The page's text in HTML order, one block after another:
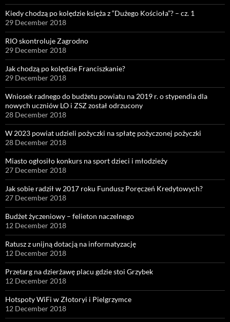
Kiedy chodzą po kolędzie księża z “Dużego Kościoła”? – cz. 1
29 December 2018
RIO skontroluje Zagrodno
29 December 2018
Jak chodzą po kolędzie Franciszkanie?
29 December 2018
Wniosek radnego do budżetu powiatu na 2019 r. o stypendia dla
nowych uczniów LO i ZSZ został odrzucony
28 December 2018
W 2023 powiat udzieli pożyczki na spłatę pożyczonej pożyczki
28 December 2018
Miasto ogłosiło konkurs na sport dzieci i młodzieży
27 December 2018
Jak sobie radził w 2017 roku Fundusz Poręczeń Kredytowych?
27 December 2018
Budżet życzeniowy – felieton naczelnego
12 December 2018
Ratusz z unijną dotacją na informatyzację
12 December 2018
Przetarg na dzierżawę placu gdzie stoi Grzybek
12 December 2018
Hotspoty WiFi w Złotoryi i Pielgrzymce
12 December 2018